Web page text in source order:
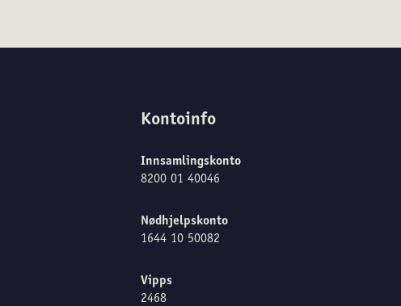
Kontoinfo
Innsamlingskonto
8200 01 40046
Nødhjelpskonto
1644 10 50082
Vipps
2468